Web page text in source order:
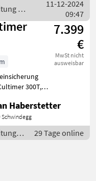
Angaben
/
11-12-2024
09:47
7.399
€
MwSt nicht
ausweisbar
300T, 3-
Neue Karbid-
Haberstetter
Schwindegg
/
29 Tage online